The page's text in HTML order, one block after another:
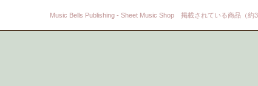
Music Bells Publishing - Sheet Music Shop 掲載されている商品（約